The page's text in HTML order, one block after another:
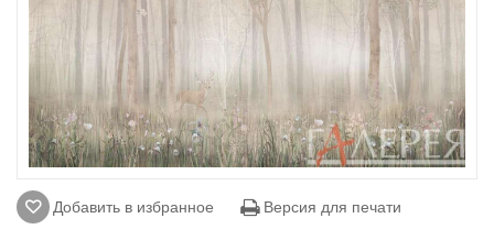
Добавить в избранное Версия для печати